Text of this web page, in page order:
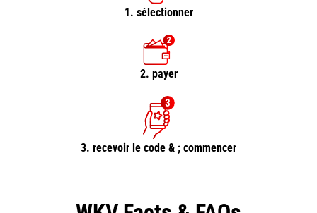
1. sélectionner
2. payer
3. recevoir le code & ; commencer